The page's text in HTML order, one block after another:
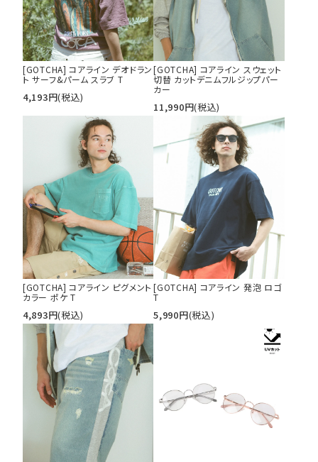
tune 絞り込んで検索する
[GOTCHA] コアライン デオドラン
ト サーフ&パーム スラブ T
4,193円(税込)
[GOTCHA] コアライン スウェット
切替 カットデニムフルジップパー
カー
11,990円(税込)
[GOTCHA] コアライン ピグメント
カラー ポケ T
4,893円(税込)
[GOTCHA] コアライン 発泡 ロゴ
T
5,990円(税込)